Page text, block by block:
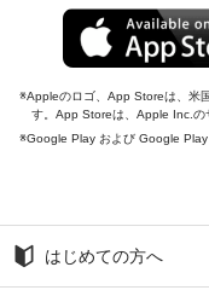
Appleのロゴ、App Storeは、米
す。App Storeは、Apple Inc.の
Google Play および Google Play
はじめての方へ